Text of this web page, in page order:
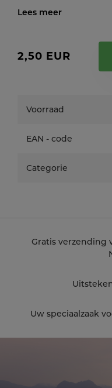
2,50 EUR
Voorraad
EAN - code
Categorie
Gratis verzending
Uw speciaalzaak